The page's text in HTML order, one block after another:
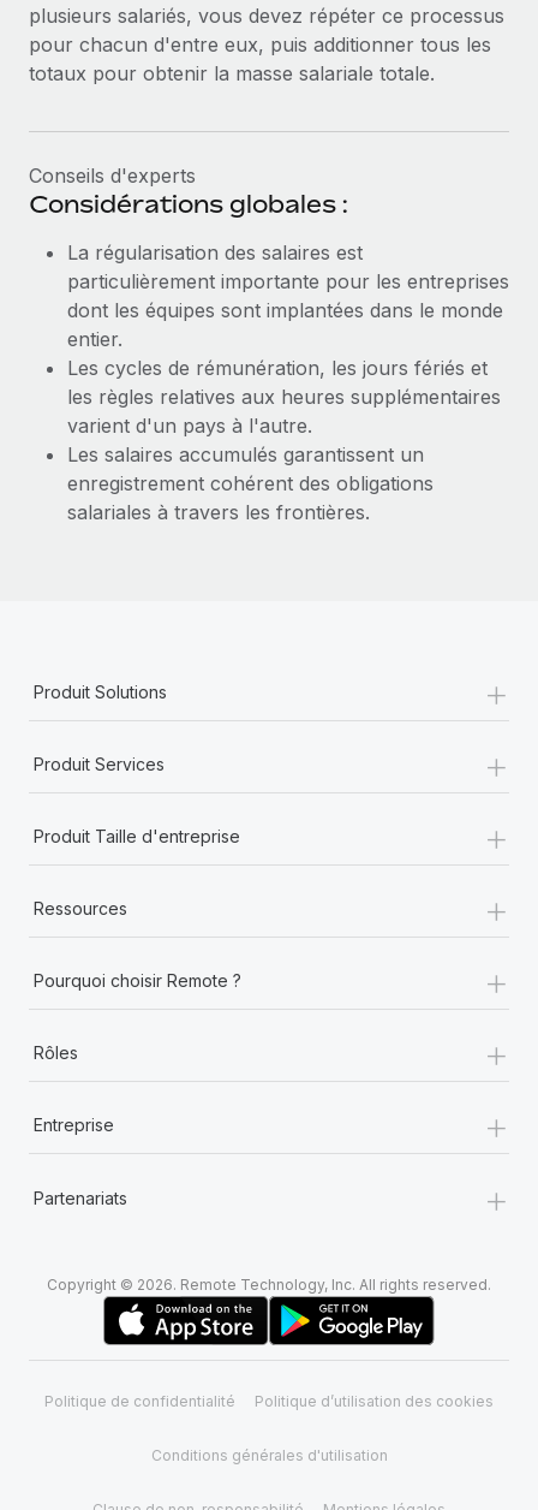
plusieurs salariés, vous devez répéter ce processus
pour chacun d'entre eux, puis additionner tous les
totaux pour obtenir la masse salariale totale.
Conseils d'experts
Considérations globales :
La régularisation des salaires est
particulièrement importante pour les entreprises
dont les équipes sont implantées dans le monde
entier.
Les cycles de rémunération, les jours fériés et
les règles relatives aux heures supplémentaires
varient d'un pays à l'autre.
Les salaires accumulés garantissent un
enregistrement cohérent des obligations
salariales à travers les frontières.
Produit Solutions +
Produit Services +
Produit Taille d'entreprise +
Ressources +
Pourquoi choisir Remote ? +
Rôles +
Entreprise +
Partenariats +
Copyright © 2026. Remote Technology, Inc. All rights reserved.
Politique de confidentialité Politique d’utilisation des cookies
Conditions générales d'utilisation